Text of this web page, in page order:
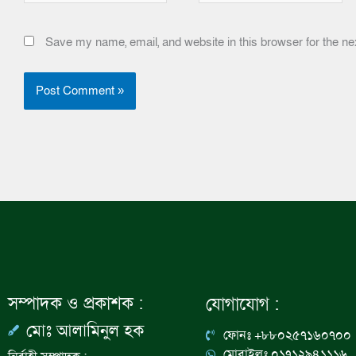
Save my name, email, and website in this browser for the
সম্পাদক ও প্রকাশক :
মোঃ আলামিনুল হক
যোগাযোগ :
ফোনঃ +৮৮০২৫৭১৬০৭০০